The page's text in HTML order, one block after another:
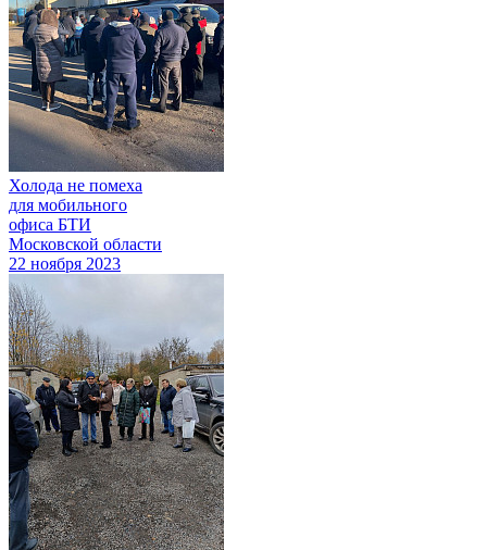
Холода не помеха
для мобильного
офиса БТИ
Московской области
22 ноября 2023